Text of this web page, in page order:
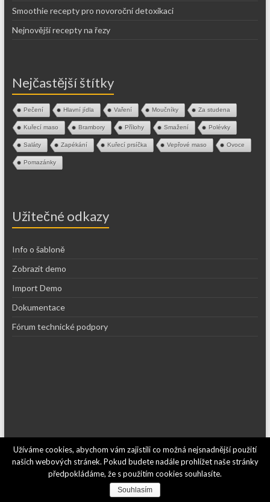
Smoothie recepty pro novoroční detoxikaci
Nejnovější recepty na řezy
Nejčastější štítky
Pečení Hlavní jídla Vaření Moučníky Za studena
Kuřecí maso Brambory Přílohy Smažení Polévky
Saláty Zapékání Kuřecí prsíčka Vepřové maso Ovoce
Pomazánky
Užitečné odkazy
Info o šabloně
Zobrazit demo
Import Demo
Dokumentace
Fórum technické podpory
Copyright © 2026 Recepty kajf.cz . PoužívámeWordPress
(v češtině).
Šablona: Spacious odThemeGrill.
Kontakt
Užíváme cookies, abychom vám zajistili co možná nejsnadnější použití
našich webových stránek. Pokud budete nadále prohlížet naše stránky
předpokládáme, že s použitím cookies souhlasíte.
Souhlasím